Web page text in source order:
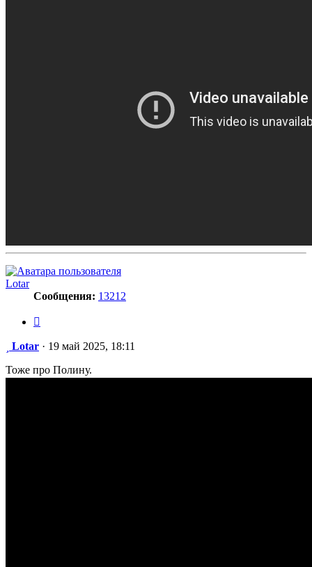
Lotar
Сообщения: 13212
Сообщение
Lotar · 19 май 2025, 18:11
Тоже про Полину.